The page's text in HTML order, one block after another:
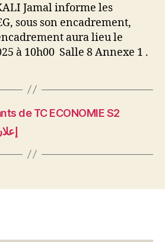
Jamal informe les
sous son encadrement,
aura lieu le
à 10h00 Salle 8 Annexe 1 .
de TC ECONOMIE S2